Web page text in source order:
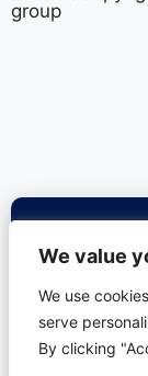
We value
We use
serve
By clicking
group